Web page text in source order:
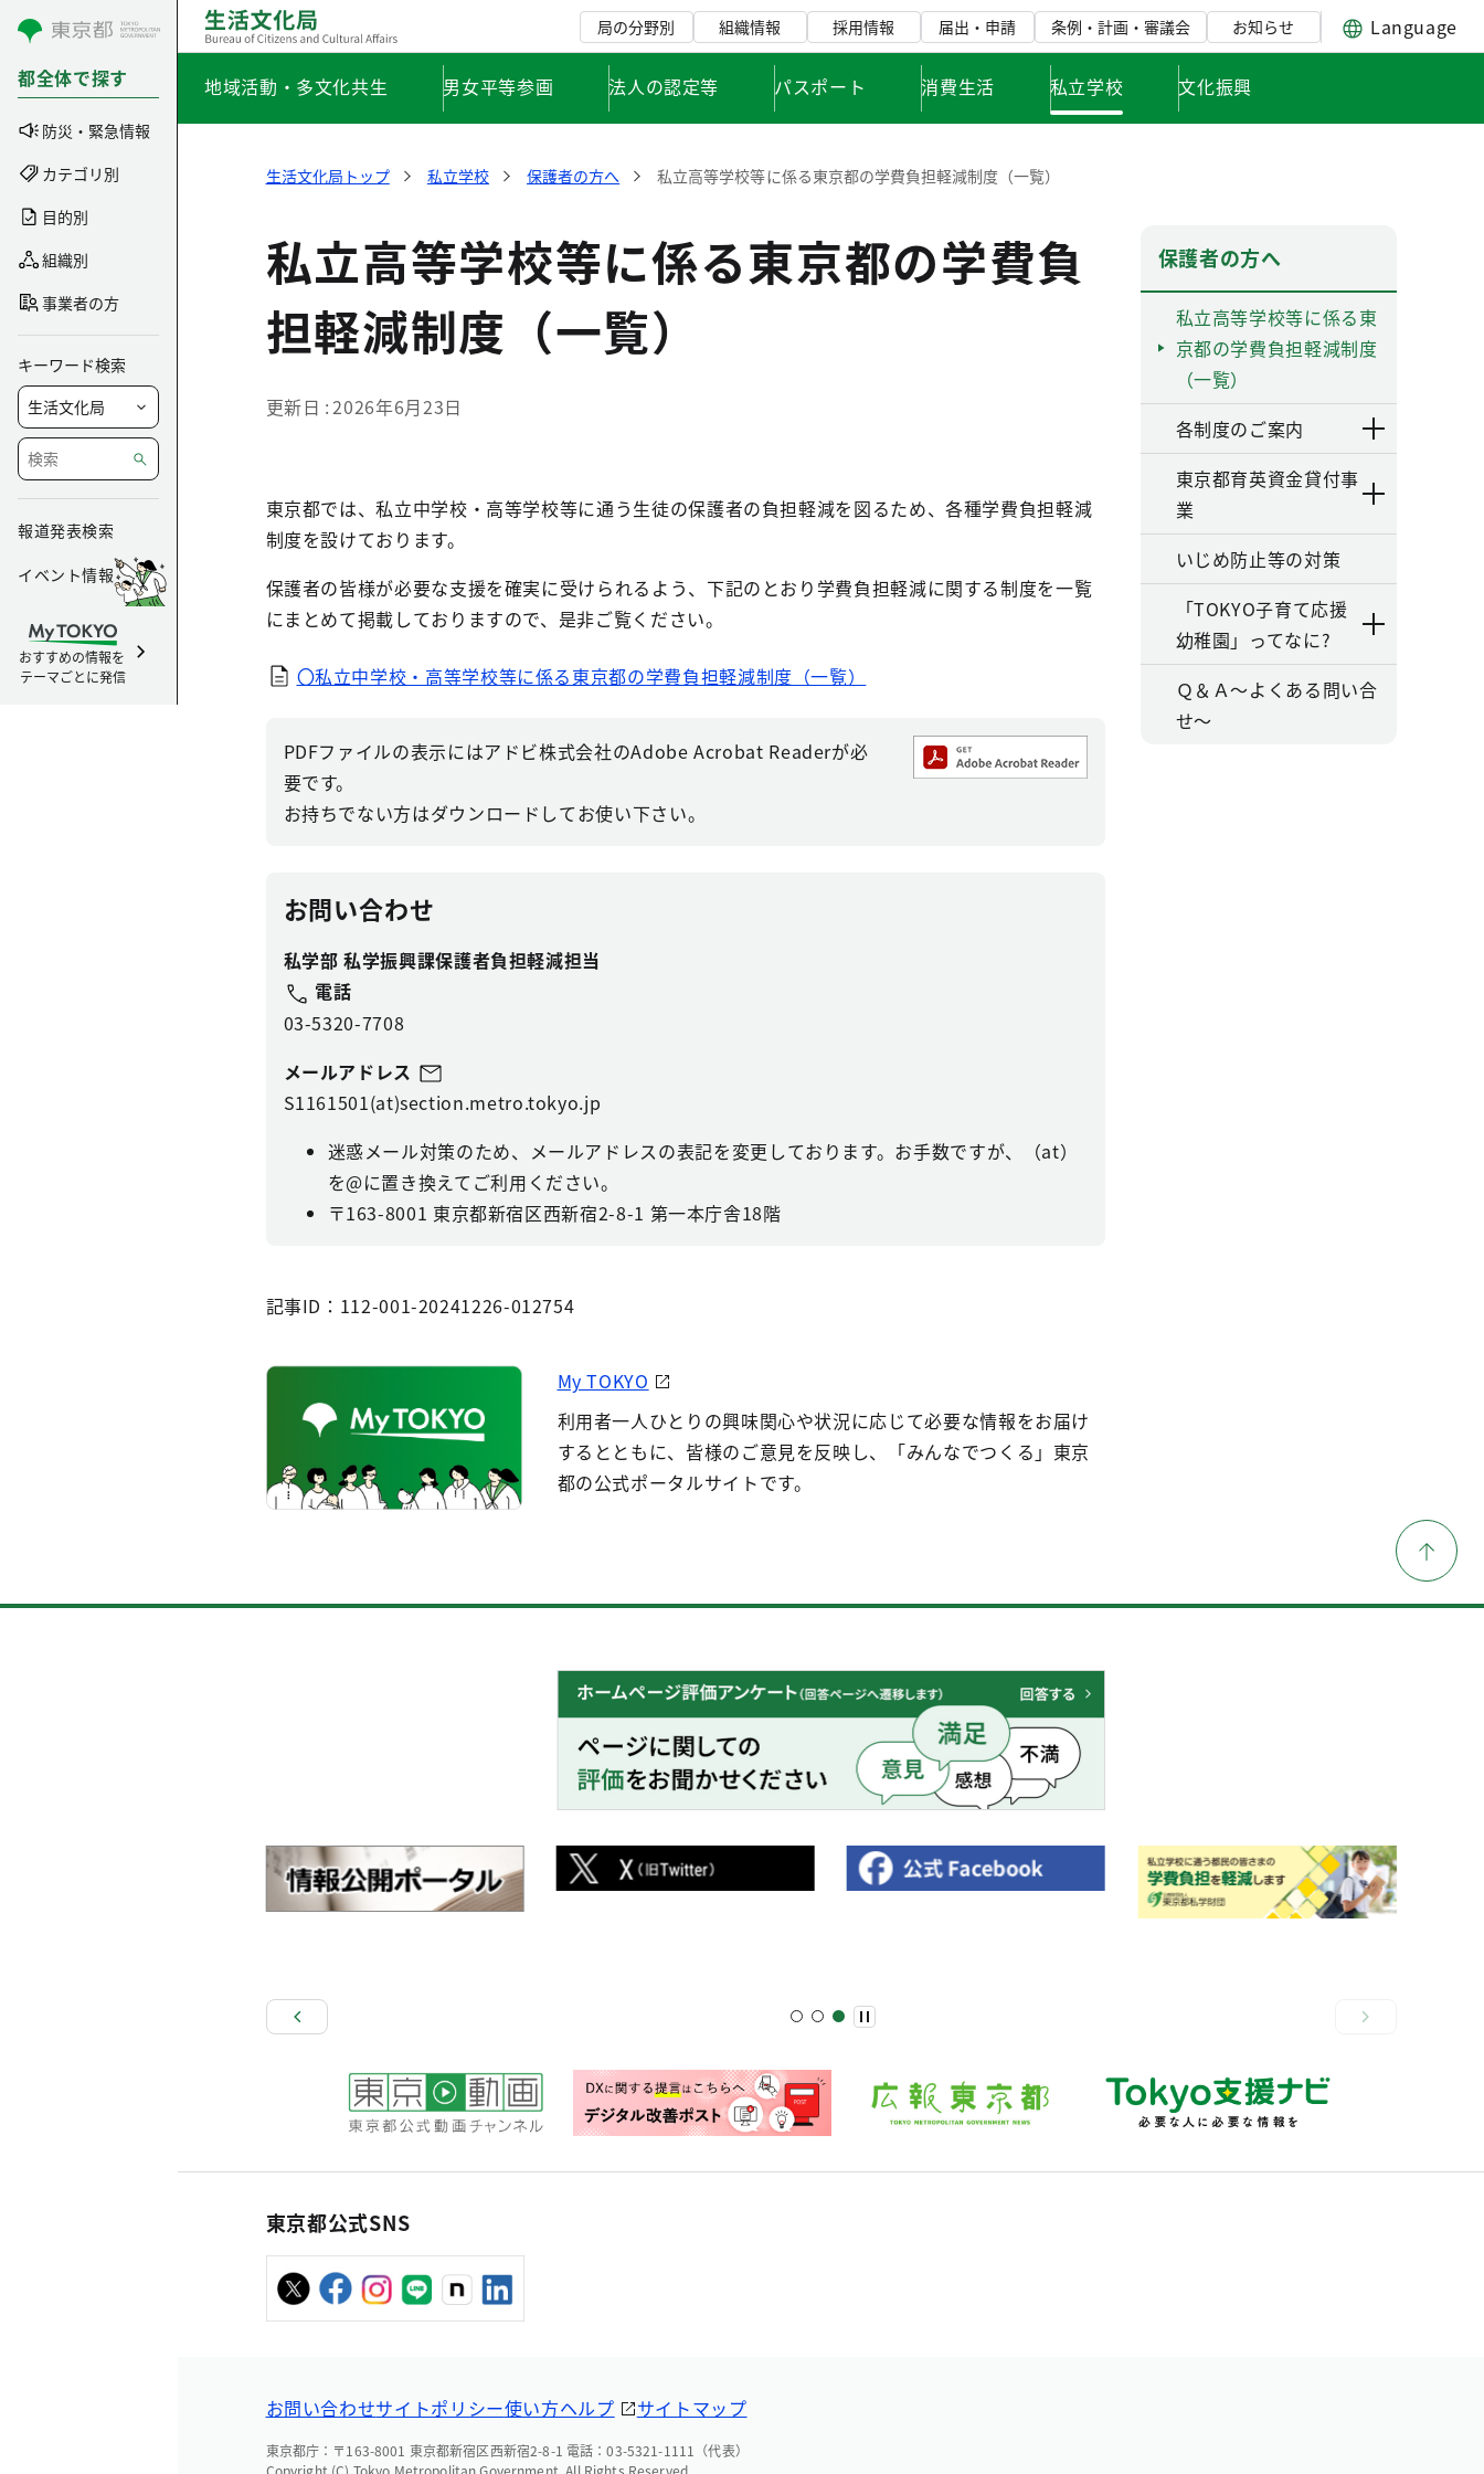
コンテンツにスキップ
都全体で探す
防災・緊急情報
カテゴリ別
目的別
組織別
事業者の方
キーワード検索
報道発表検索
イベント情報
おすすめの情報を
テーマごとに発信
局の分野別 組織情報 採用情報 届出・申請 条例・計画・審議会 お知らせ Language
地域活動・多文化共生 男女平等参画 法人の認定等 パスポート 消費生活 私立学校 文化振興
生活文化局トップ 私立学校 保護者の方へ 私立高等学校等に係る東京都の学費負担軽減制度（一覧）
私立高等学校等に係る東京都の学費負
担軽減制度（一覧）
更新日 2026年6月23日
東京都では、私立中学校・高等学校等に通う生徒の保護者の負担軽減を図るため、各種学費負担軽減
制度を設けております。
保護者の皆様が必要な支援を確実に受けられるよう、下記のとおり学費負担軽減に関する制度を一覧
にまとめて掲載しておりますので、是非ご覧ください。
〇私立中学校・高等学校等に係る東京都の学費負担軽減制度（一覧）
PDFファイルの表示にはアドビ株式会社のAdobe Acrobat Readerが必
要です。
お持ちでない方はダウンロードしてお使い下さい。
お問い合わせ
私学部 私学振興課保護者負担軽減担当
電話
03-5320-7708
メールアドレス
S1161501(at)section.metro.tokyo.jp
迷惑メール対策のため、メールアドレスの表記を変更しております。お手数ですが、（at）
を@に置き換えてご利用ください。
〒163-8001 東京都新宿区西新宿2-8-1 第一本庁舎18階
記事ID：112-001-20241226-012754
My TOKYO
利用者一人ひとりの興味関心や状況に応じて必要な情報をお届け
するとともに、皆様のご意見を反映し、「みんなでつくる」東京
都の公式ポータルサイトです。
保護者の方へ
私立高等学校等に係る東
京都の学費負担軽減制度
（一覧）
各制度のご案内
東京都育英資金貸付事
業
いじめ防止等の対策
「TOKYO子育て応援
幼稚園」ってなに?
Ｑ＆Ａ～よくある問い合
せ～
東京都公式SNS
お問い合わせサイトポリシー使い方ヘルプ サイトマップ
東京都庁：〒163-8001 東京都新宿区西新宿2-8-1 電話：03-5321-1111（代表）
Copyright (C) Tokyo Metropolitan Government. All Rights Reserved.